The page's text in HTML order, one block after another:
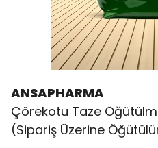
ANSAPHARMA
Çörekotu Taze
(Sipariş Üzerine